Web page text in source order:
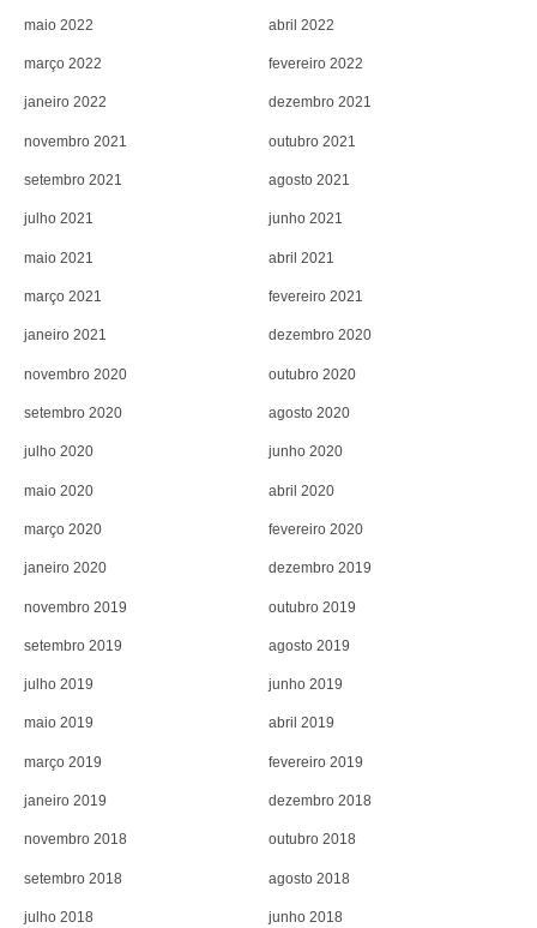
maio 2022 abril 2022
março 2022 fevereiro 2022
janeiro 2022 dezembro 2021
novembro 2021 outubro 2021
setembro 2021 agosto 2021
julho 2021 junho 2021
maio 2021 abril 2021
março 2021 fevereiro 2021
janeiro 2021 dezembro 2020
novembro 2020 outubro 2020
setembro 2020 agosto 2020
julho 2020 junho 2020
maio 2020 abril 2020
março 2020 fevereiro 2020
janeiro 2020 dezembro 2019
novembro 2019 outubro 2019
setembro 2019 agosto 2019
julho 2019 junho 2019
maio 2019 abril 2019
março 2019 fevereiro 2019
janeiro 2019 dezembro 2018
novembro 2018 outubro 2018
setembro 2018 agosto 2018
julho 2018 junho 2018